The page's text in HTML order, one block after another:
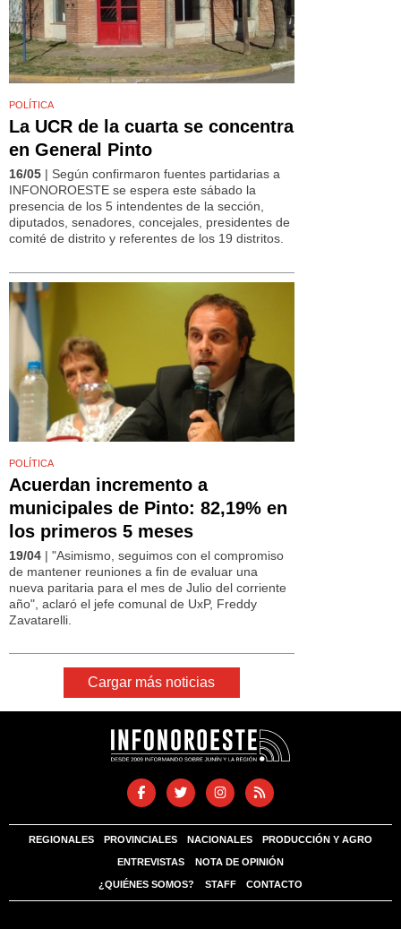
POLÍTICA
La UCR de la cuarta se concentra
en General Pinto
16/05 | Según confirmaron fuentes partidarias a
INFONOROESTE se espera este sábado la
presencia de los 5 intendentes de la sección,
diputados, senadores, concejales, presidentes de
comité de distrito y referentes de los 19 distritos.
POLÍTICA
Acuerdan incremento a
municipales de Pinto: 82,19% en
los primeros 5 meses
19/04 | "Asimismo, seguimos con el compromiso
de mantener reuniones a fin de evaluar una
nueva paritaria para el mes de Julio del corriente
año", aclaró el jefe comunal de UxP, Freddy
Zavatarelli.
Cargar más noticias
REGIONALES PROVINCIALES NACIONALES PRODUCCIÓN Y AGRO
ENTREVISTAS NOTA DE OPINIÓN
¿QUIÉNES SOMOS? STAFF CONTACTO